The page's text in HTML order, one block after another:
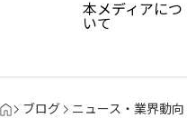
本メディアにつ
いて
ブログ ニュース・業界動向